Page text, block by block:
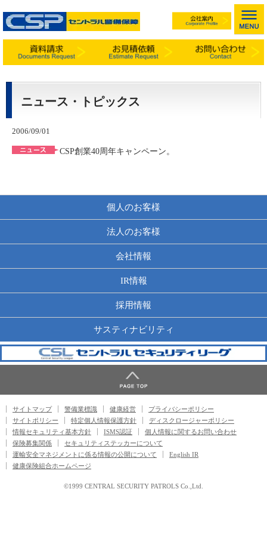
ニュース・トピックス
2006/09/01
CSP創業40周年キャンペーン。
個人のお客様
法人のお客様
会社情報
IR情報
採用情報
サスティナビリティ
サイトマップ 警備業標識 健康経営
プライバシーポリシー
サイトポリシー
特定個人情報保護方針
ディスクロージャーポリシー
情報セキュリティ基本方針
ISMS認証
個人情報に関するお問い合わせ
保険募集関係
セキュリティステッカーについて
運輸安全マネジメントに係る情報の公開について
English IR
健康保険組合ホームページ
©1999 CENTRAL SECURITY PATROLS Co.,Ltd.